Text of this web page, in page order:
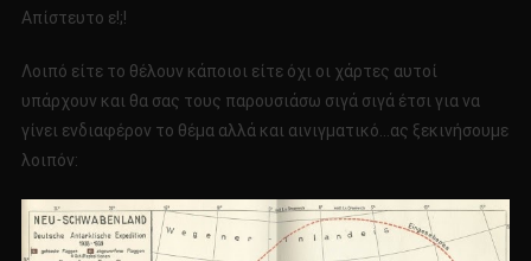
Απίστευτο ε!;!
Λοιπό είτε το θέλουν κάποιοι είτε όχι οι χάρτες αυτοί
υπάρχουν και θα σας τους παρουσιάσω σιγά σιγά έτσι για να
γίνει ενδιαφέρον το θέμα αλλά και αινιγματικό…ας ξεκινήσουμε
λοιπόν: